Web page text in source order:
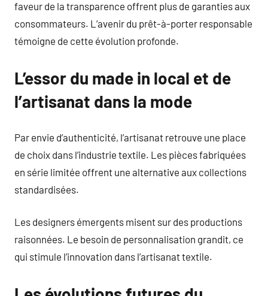
faveur de la transparence offrent plus de garanties aux
consommateurs. L’avenir du prêt-à-porter responsable
témoigne de cette évolution profonde.
L’essor du made in local et de
l’artisanat dans la mode
Par envie d’authenticité, l’artisanat retrouve une place
de choix dans l’industrie textile. Les pièces fabriquées
en série limitée offrent une alternative aux collections
standardisées.
Les designers émergents misent sur des productions
raisonnées. Le besoin de personnalisation grandit, ce
qui stimule l’innovation dans l’artisanat textile.